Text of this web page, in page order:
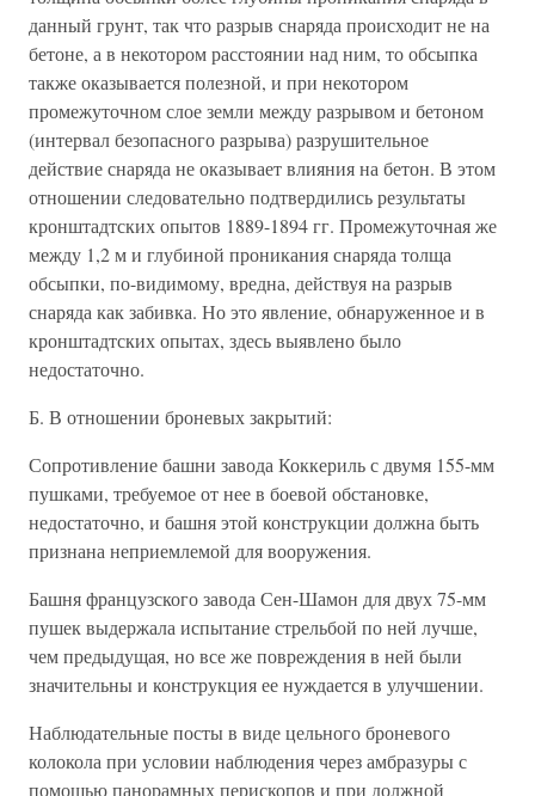
данный грунт, так что разрыв снаряда происходит не на
бетоне, а в некотором расстоянии над ним, то обсыпка
также оказывается полезной, и при некотором
промежуточном слое земли между разрывом и бетоном
(интервал безопасного разрыва) разрушительное
действие снаряда не оказывает влияния на бетон. В этом
отношении следовательно подтвердились результаты
кронштадтских опытов 1889-1894 гг. Промежуточная же
между 1,2 м и глубиной проникания снаряда толща
обсыпки, по-видимому, вредна, действуя на разрыв
снаряда как забивка. Но это явление, обнаруженное и в
кронштадтских опытах, здесь выявлено было
недостаточно.
Б. В отношении броневых закрытий:
Сопротивление башни завода Коккериль с двумя 155-мм
пушками, требуемое от нее в боевой обстановке,
недостаточно, и башня этой конструкции должна быть
признана неприемлемой для вооружения.
Башня французского завода Сен-Шамон для двух 75-мм
пушек выдержала испытание стрельбой по ней лучше,
чем предыдущая, но все же повреждения в ней были
значительны и конструкция ее нуждается в улучшении.
Наблюдательные посты в виде цельного броневого
колокола при условии наблюдения через амбразуры с
помощью панорамных перископов и при должной